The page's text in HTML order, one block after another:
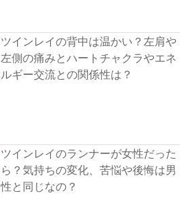
ツインレイの背中は温かい？左肩や
左側の痛みとハートチャクラやエネ
ルギー交流との関係性は？
ツインレイのランナーが女性だった
ら？気持ちの変化、苦悩や後悔は男
性と同じなの？